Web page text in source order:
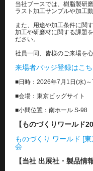
当社ブースでは、樹脂製研
ラスト加工サンプルや加工
また、用途や加工条件に関
加工や研磨材に関する課題
ださい。
社員一同、皆様のご来場を
来場者バッジ登録はこち
■日時：2026年7月1日(水)
■会場：東京ビッグサイト
■小間位置：南ホール S-98
【ものづくりワールド
ものづくり ワールド [
会
【当社 出展社・製品情